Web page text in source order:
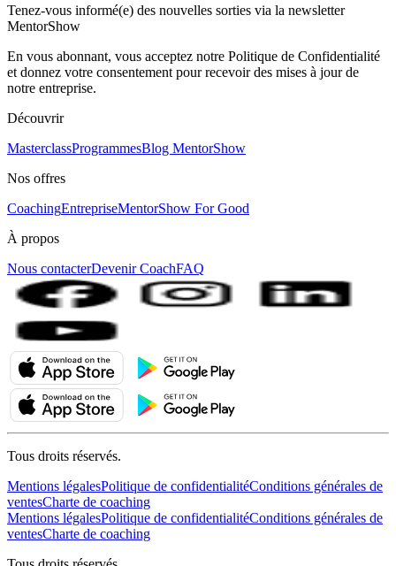
Tenez-vous informé(e) des nouvelles sorties via la newsletter
MentorShow
En vous abonnant, vous acceptez notre Politique de Confidentialité
et donnez votre consentement pour recevoir des mises à jour de
notre entreprise.
Découvrir
MasterclassProgrammesBlog MentorShow
Nos offres
CoachingEntrepriseMentorShow For Good
À propos
Nous contacterDevenir CoachFAQ
Tous droits réservés.
Mentions légalesPolitique de confidentialitéConditions générales de
ventesCharte de coaching
Mentions légalesPolitique de confidentialitéConditions générales de
ventesCharte de coaching